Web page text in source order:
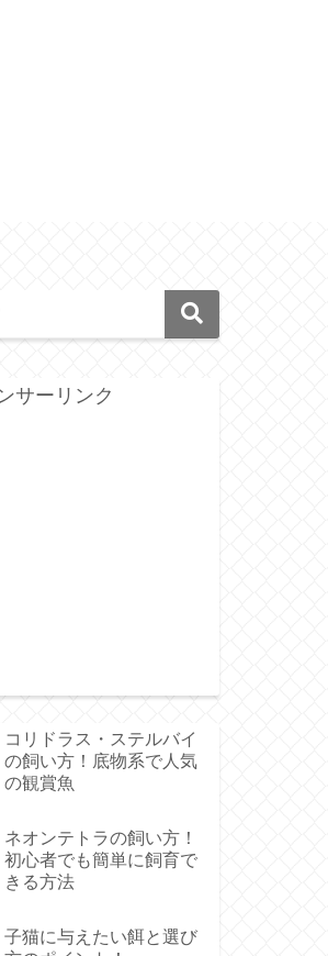
サーリンク
コリドラス・ステルバイ
の飼い方！底物系で人気
の観賞魚
ネオンテトラの飼い方！
初心者でも簡単に飼育で
きる方法
子猫に与えたい餌と選び